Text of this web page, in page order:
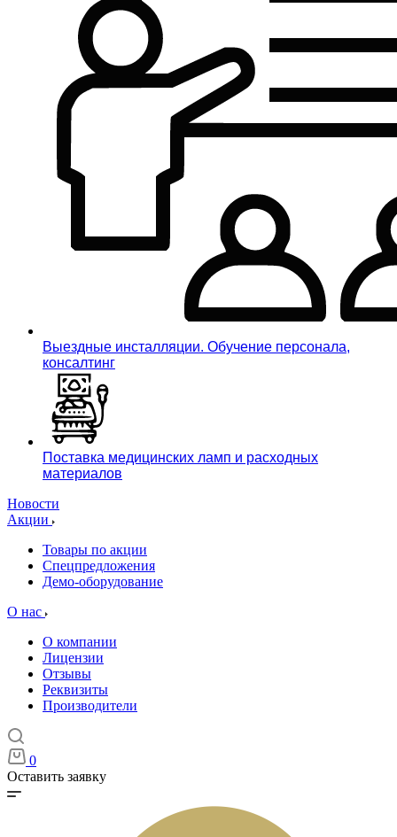
Выездные инсталляции. Обучение персонала,
консалтинг
Поставка медицинских ламп и расходных
материалов
Новости
Акции
Товары по акции
Спецпредложения
Демо-оборудование
О нас
О компании
Лицензии
Отзывы
Реквизиты
Производители
0
Оставить заявку